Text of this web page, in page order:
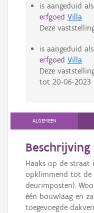
is aangeduid als
erfgoed Villa
Deze
is aangeduid als
erfgoed Villa
Deze
tot 20-06-2023
ALGEMEEN
Beschrijving
Haaks op de straat
opklimmend tot de
deurimposten).
één bouwlaag en
toegevoegde